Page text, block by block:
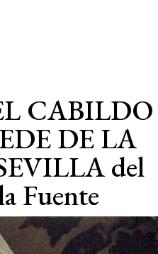
CABILDO
DE LA
del
Fuente